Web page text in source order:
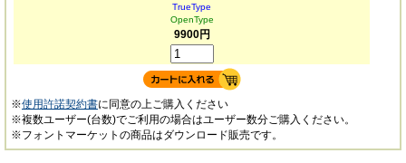
TrueType
OpenType
9900円
※使用許諾契約書に同意の上ご購入ください
※複数ユーザー(台数)でご利用の場合はユーザー数分ご購入ください。
※フォントマーケットの商品はダウンロード販売です。